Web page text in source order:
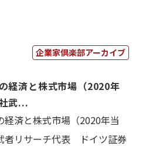
企業家倶楽部アーカイブ
経済と株式市場（2020年
武...
経済と株式市場（2020年当
者リサーチ代表 ドイツ証券